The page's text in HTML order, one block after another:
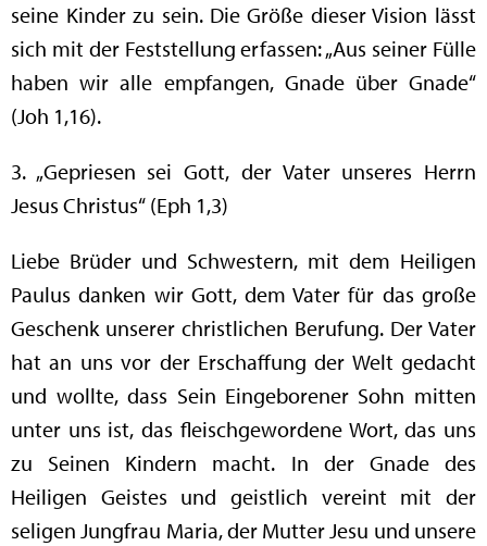
seine Kinder zu sein. Die Größe dieser Vision lässt
sich mit der Feststellung erfassen: „Aus seiner Fülle
haben wir alle empfangen, Gnade über Gnade“
(Joh 1,16).
3. „Gepriesen sei Gott, der Vater unseres Herrn
Jesus Christus“ (Eph 1,3)
Liebe Brüder und Schwestern, mit dem Heiligen
Paulus danken wir Gott, dem Vater für das große
Geschenk unserer christlichen Berufung. Der Vater
hat an uns vor der Erschaffung der Welt gedacht
und wollte, dass Sein Eingeborener Sohn mitten
unter uns ist, das fleischgewordene Wort, das uns
zu Seinen Kindern macht. In der Gnade des
Heiligen Geistes und geistlich vereint mit der
seligen Jungfrau Maria, der Mutter Jesu und unsere